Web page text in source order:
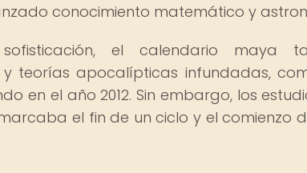
conocimiento matemático y
el calendario maya
y teorías apocalípticas infundadas,
en el año 2012. Sin embargo, los
el fin de un ciclo y el comienzo